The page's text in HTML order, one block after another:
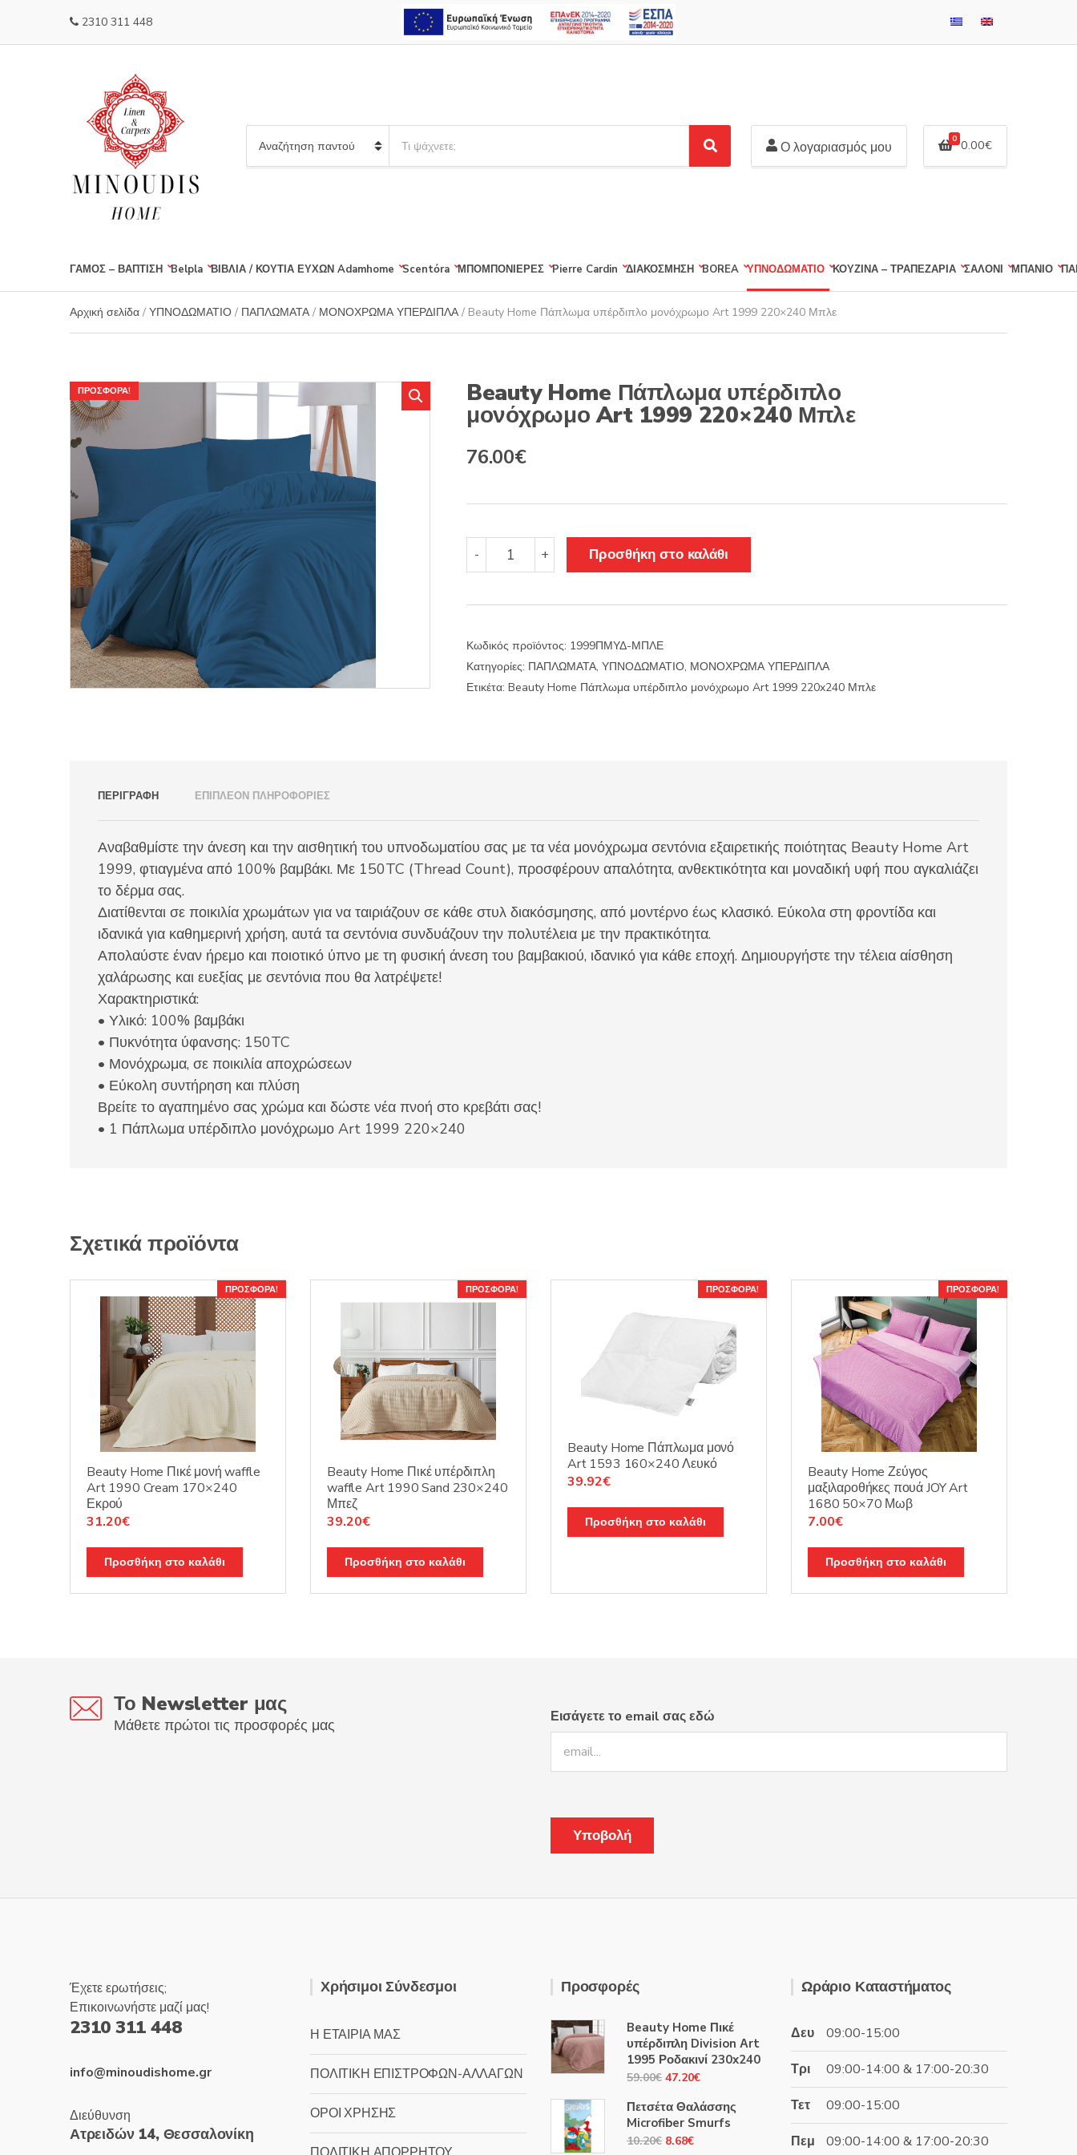
2310 311 448
a
y
n
a
m
a
o
d
u
:
S
e
Ο λογαριασμός μου 0 0.00€
ΓΑΜΟΣ – ΒΑΠΤΙΣΗ Belpla ΒΙΒΛΙΑ / ΚΟΥΤΙΑ ΕΥΧΩΝ Adamhome Scentόra ΜΠΟΜΠΟΝΙΕΡΕΣ Pierre Cardin ΔΙΑΚΟΣΜΗΣΗ BOREA ΥΠΝΟΔΩΜΑΤΙΟ ΚΟΥΖΙΝΑ – ΤΡΑΠΕΖΑΡΙΑ ΣΑΛΟΝΙ ΜΠΑΝΙΟ
Αρχική σελίδα / ΥΠΝΟΔΩΜΑΤΙΟ / ΠΑΠΛΩΜΑΤΑ / ΜΟΝΟΧΡΩΜΑ ΥΠΕΡΔΙΠΛΑ / Beauty Home Πάπλωμα υπέρδιπλο μονόχρωμο Art 1999 220×240 Μπλε
ΠΡΟΣΦΟΡΆ! Beauty Home Πάπλωμα υπέρδιπλο
μονόχρωμο Art 1999 220×240 Μπλε
Original
95.00€.
76.00€Η
είναι:
76.00€.
-
Beauty
Home
1999
220x240
Μπλε
+ Προσθήκη στο καλάθι
Κωδικός προϊόντος: 1999ΠΜΥΔ-ΜΠΛΕ
Κατηγορίες: ΠΑΠΛΩΜΑΤΑ, ΥΠΝΟΔΩΜΑΤΙΟ, ΜΟΝΟΧΡΩΜΑ ΥΠΕΡΔΙΠΛΑ
Ετικέτα: Beauty Home Πάπλωμα υπέρδιπλο μονόχρωμο Art 1999 220x240 Μπλε
ΠΕΡΙΓΡΑΦΉ ΕΠΙΠΛΈΟΝ ΠΛΗΡΟΦΟΡΊΕΣ
Αναβαθμίστε την άνεση και την αισθητική του υπνοδωματίου σας με τα νέα μονόχρωμα σεντόνια εξαιρετικής ποιότητας Beauty Home Art
1999, φτιαγμένα από 100% βαμβάκι. Με 150TC (Thread Count), προσφέρουν απαλότητα, ανθεκτικότητα και μοναδική υφή που αγκαλιάζει
το δέρμα σας.
Διατίθενται σε ποικιλία χρωμάτων για να ταιριάζουν σε κάθε στυλ διακόσμησης, από μοντέρνο έως κλασικό. Εύκολα στη φροντίδα και
ιδανικά για καθημερινή χρήση, αυτά τα σεντόνια συνδυάζουν την πολυτέλεια με την πρακτικότητα.
Απολαύστε έναν ήρεμο και ποιοτικό ύπνο με τη φυσική άνεση του βαμβακιού, ιδανικό για κάθε εποχή. Δημιουργήστε την τέλεια αίσθηση
χαλάρωσης και ευεξίας με σεντόνια που θα λατρέψετε!
Χαρακτηριστικά:
• Υλικό: 100% βαμβάκι
• Πυκνότητα ύφανσης: 150TC
• Μονόχρωμα, σε ποικιλία αποχρώσεων
• Εύκολη συντήρηση και πλύση
Βρείτε το αγαπημένο σας χρώμα και δώστε νέα πνοή στο κρεβάτι σας!
• 1 Πάπλωμα υπέρδιπλο μονόχρωμο Art 1999 220×240
Σχετικά προϊόντα
ΠΡΟΣΦΟΡΆ!
Beauty Home Πικέ μονή waffle
Art 1990 Cream 170×240
Εκρού
Original
was:
39.00€.
31.20€Η
τιμή
είναι:
31.20€.
Προσθήκη στο καλάθι
ΠΡΟΣΦΟΡΆ!
Beauty Home Πικέ υπέρδιπλη
waffle Art 1990 Sand 230×240
Μπεζ
Original
was:
49.00€.
39.20€Η
τιμή
είναι:
39.20€.
Προσθήκη στο καλάθι
ΠΡΟΣΦΟΡΆ!
Beauty Home Πάπλωμα μονό
Art 1593 160×240 Λευκό
Original
was:
49.90€.
39.92€Η
τιμή
είναι:
Προσθήκη στο καλάθι
ΠΡΟΣΦΟΡΆ!
Beauty Home Ζεύγος
μαξιλαροθήκες πουά JOY Art
1680 50×70 Μωβ
Original
was:
10.00€.
7.00€Η
τιμή
είναι:
7.00€.
Προσθήκη στο καλάθι
Το Newsletter μας
Μάθετε πρώτοι τις προσφορές μας Εισάγετε το email σας εδώ
Έχετε ερωτήσεις;
Επικοινωνήστε μαζί μας!
2310 311 448
info@minoudishome.gr
Διεύθυνση
Ατρειδών 14, Θεσσαλονίκη
Χρήσιμοι Σύνδεσμοι
Η ΕΤΑΙΡΙΑ ΜΑΣ
ΠΟΛΙΤΙΚΗ ΕΠΙΣΤΡΟΦΩΝ-ΑΛΛΑΓΩΝ
ΟΡΟΙ ΧΡΗΣΗΣ
Προσφορές
Beauty Home Πικέ
υπέρδιπλη Division Αrt
1995 Ροδακινί 230x240
59.00€ Original
was:
59.00€.
47.20€Η
τιμή
Πετσέτα Θαλάσσης
Microfiber Smurfs
10.20€ Original
8.68€Η
Ωράριο Καταστήματος
Δευ 09:00-15:00
Τρι 09:00-14:00 & 17:00-20:30
Τετ 09:00-15:00
Πεμ 09:00-14:00 & 17:00-20:30